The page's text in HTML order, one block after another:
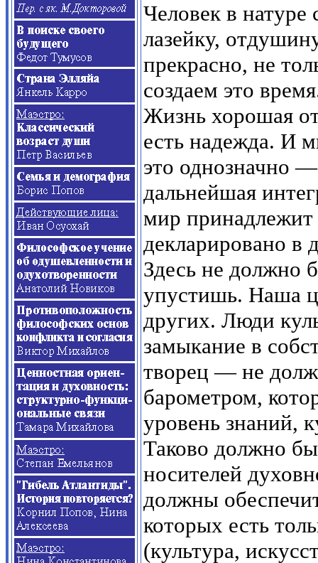
Человек в натуре
лазейку,
прекрасно, не
создаем это
Жизнь хорошая
есть надежда. И
это однозначно
дальнейшая
мир принадлежит
декларировано в
Здесь не должно
упустишь. Наша
других. Люди
замыкание в
творец — не
барометром,
уровень знаний,
Таково должно
носителей
должны
которых есть
(культура,